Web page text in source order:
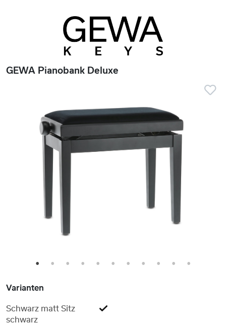
GEWA Pianobank Deluxe
1 2 3 4 5 6 7 8 9 10 11
Varianten
Schwarz matt Sitz
schwarz